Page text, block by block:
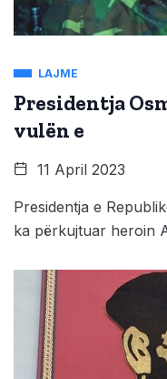
LAJME
Presidentja
vulën e
11 April 2023
Presidentja e
ka përkujtuar heroin